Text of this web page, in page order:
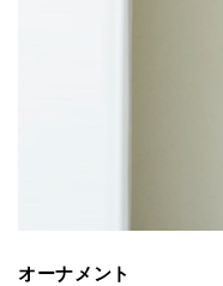
オーナメント